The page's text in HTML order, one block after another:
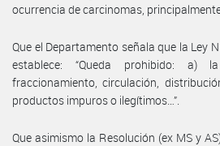
ocurrencia de carcinomas,
Que el Departamento señala que la Ley
establece: “Queda prohibido: a)
fraccionamiento, circulación,
productos impuros o ilegítimos…”.
Que asimismo la Resolución (ex MS y